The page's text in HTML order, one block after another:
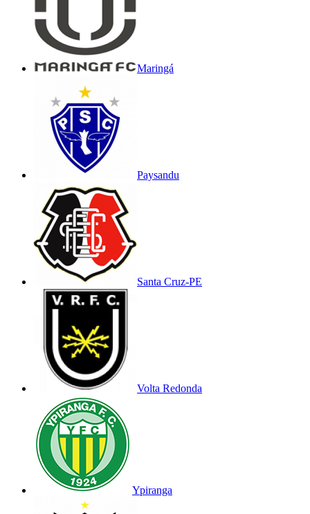
Maringá
Paysandu
Santa Cruz-PE
Volta Redonda
Ypiranga